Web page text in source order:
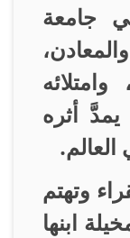
جامعة
أثره
.
وتهتم
ابنها